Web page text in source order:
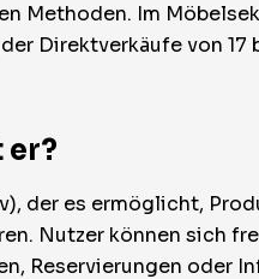
Methoden. Im
Direktverkäufe von 17
der es ermöglicht,
Nutzer können sich
Reservierungen oder